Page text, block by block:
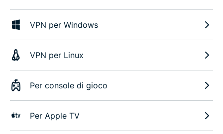
VPN per Windows
VPN per Linux
Per console di gioco
Per Apple TV